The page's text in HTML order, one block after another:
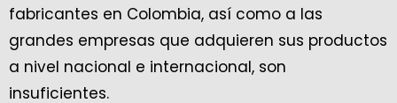
fabricantes en Colombia, así como a las
grandes empresas que adquieren sus productos
a nivel nacional e internacional, son
insuficientes.